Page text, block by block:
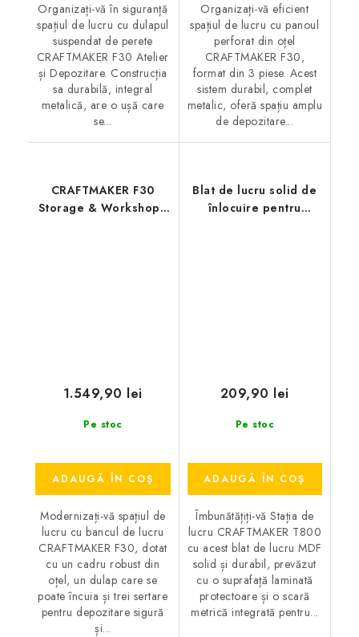
Organizați-vă în siguranță
spațiul de lucru cu dulapul
suspendat de perete
CRAFTMAKER F30 Atelier
și Depozitare. Construcția
sa durabilă, integral
metalică, are o ușă care
se...
Organizați-vă eficient
spațiul de lucru cu panoul
perforat din oțel
CRAFTMAKER F30,
format din 3 piese. Acest
sistem durabil, complet
metalic, oferă spațiu amplu
de depozitare...
CRAFTMAKER F30
Storage & Workshop -
Pe stoc
1.549,90 lei
ADAUGĂ ÎN COŞ
Modernizați-vă spațiul de
lucru cu bancul de lucru
CRAFTMAKER F30, dotat
cu un cadru robust din
oțel, un dulap care se
poate încuia și trei sertare
pentru depozitare sigură
și...
Blat de lucru solid de
înlocuire pentru
Pe stoc
209,90 lei
ADAUGĂ ÎN COŞ
Îmbunătățiți-vă Stația de
lucru CRAFTMAKER T800
cu acest blat de lucru MDF
solid și durabil, prevăzut
cu o suprafață laminată
protectoare și o scară
metrică integrată pentru...